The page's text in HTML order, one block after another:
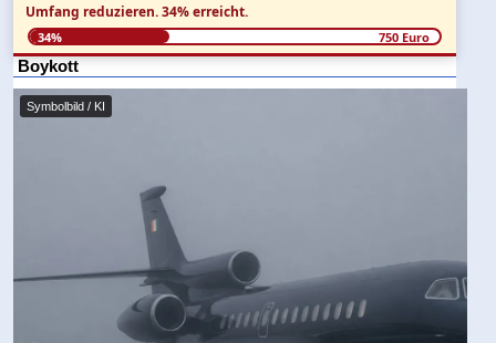
Umfang reduzieren.34% erreicht.
34% 750 Euro
Boykott
Symbolbild / KI